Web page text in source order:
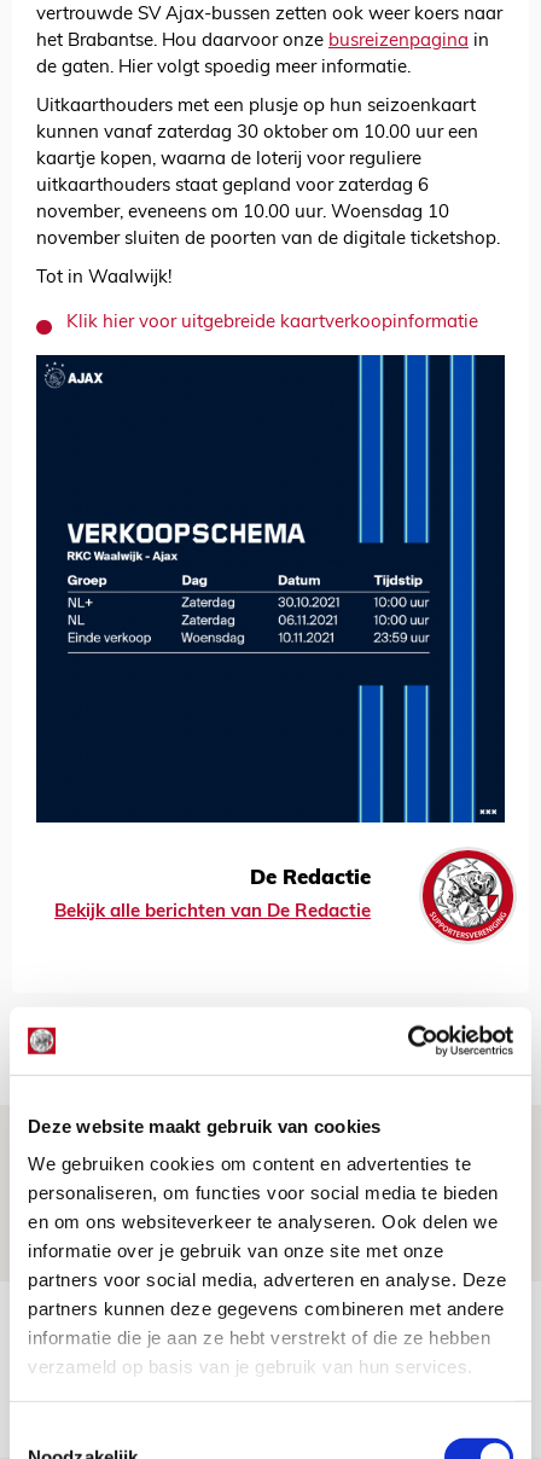
Deze website maakt gebruik van cookies
We gebruiken cookies om content en advertenties te
personaliseren, om functies voor social media te bieden
en om ons websiteverkeer te analyseren. Ook delen we
informatie over je gebruik van onze site met onze
partners voor social media, adverteren en analyse. Deze
partners kunnen deze gegevens combineren met andere
informatie die je aan ze hebt verstrekt of die ze hebben
verzameld op basis van je gebruik van hun services.
vertrouwde SV Ajax-bussen zetten ook weer koers naar
het Brabantse. Hou daarvoor onze busreizenpagina in
de gaten. Hier volgt spoedig meer informatie.
Uitkaarthouders met een plusje op hun seizoenkaart
kunnen vanaf zaterdag 30 oktober om 10.00 uur een
kaartje kopen, waarna de loterij voor reguliere
uitkaarthouders staat gepland voor zaterdag 6
november, eveneens om 10.00 uur. Woensdag 10
november sluiten de poorten van de digitale ticketshop.
Tot in Waalwijk!
Klik hier voor uitgebreide kaartverkoopinformatie
De Redactie
Bekijk alle berichten van De Redactie
Net binnen //
Ajax zet Shelbourne eenvoudig opzij en
reist met vertrouwen naar Dublin
06 AUGUSTUS 2026 - 21:52
NIEUWS
Word ballenjongen of -meid bij Jong
Ajax - Helmond Sport!